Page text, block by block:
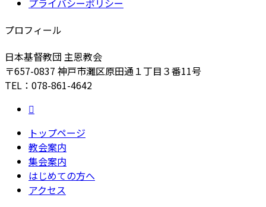
プロフィール
日本基督教団 主恩教会
〒657-0837 神戸市灘区原田通１丁目３番11号
TEL：078-861-4642
トップページ
教会案内
集会案内
はじめての方へ
アクセス